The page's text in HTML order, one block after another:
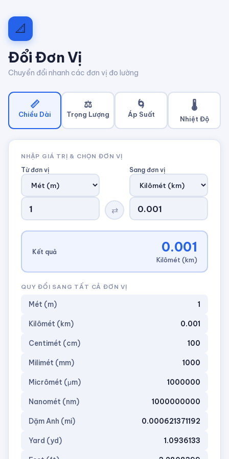
📐
Đổi Đơn Vị
Chuyển đổi nhanh các đơn vị đo lường
📏
Chiều Dài
⚖️
Trọng Lượng
🌀
Áp Suất
🌡️
Nhiệt Độ
NHẬP GIÁ TRỊ & CHỌN ĐƠN VỊ
Từ đơn vị
⇄
Sang đơn vị
Kết quả 0.001
Kilômét (km)
QUY ĐỔI SANG TẤT CẢ ĐƠN VỊ
Mét (m) 1
Kilômét (km) 0.001
Centimét (cm) 100
Milimét (mm) 1000
Micrômét (μm) 1000000
Nanomét (nm) 1000000000
Dặm Anh (mi) 0.000621371192
Yard (yd) 1.0936133